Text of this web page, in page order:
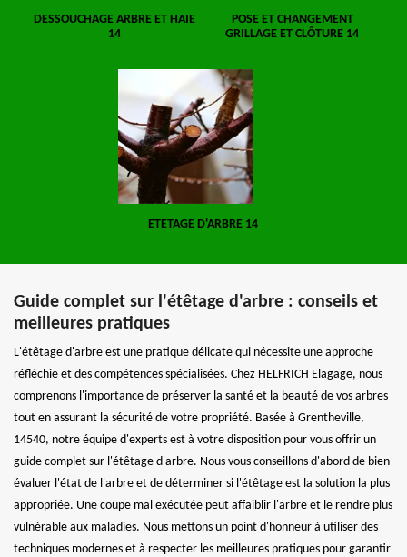
DESSOUCHAGE ARBRE ET HAIE
14
POSE ET CHANGEMENT
GRILLAGE ET CLÔTURE 14
ETETAGE D'ARBRE 14
Guide complet sur l'étêtage d'arbre : conseils et
meilleures pratiques
L'étêtage d'arbre est une pratique délicate qui nécessite une approche
réfléchie et des compétences spécialisées. Chez HELFRICH Elagage, nous
comprenons l'importance de préserver la santé et la beauté de vos arbres
tout en assurant la sécurité de votre propriété. Basée à Grentheville,
14540, notre équipe d'experts est à votre disposition pour vous offrir un
guide complet sur l'étêtage d'arbre. Nous vous conseillons d'abord de bien
évaluer l'état de l'arbre et de déterminer si l'étêtage est la solution la plus
appropriée. Une coupe mal exécutée peut affaiblir l'arbre et le rendre plus
vulnérable aux maladies. Nous mettons un point d'honneur à utiliser des
techniques modernes et à respecter les meilleures pratiques pour garantir